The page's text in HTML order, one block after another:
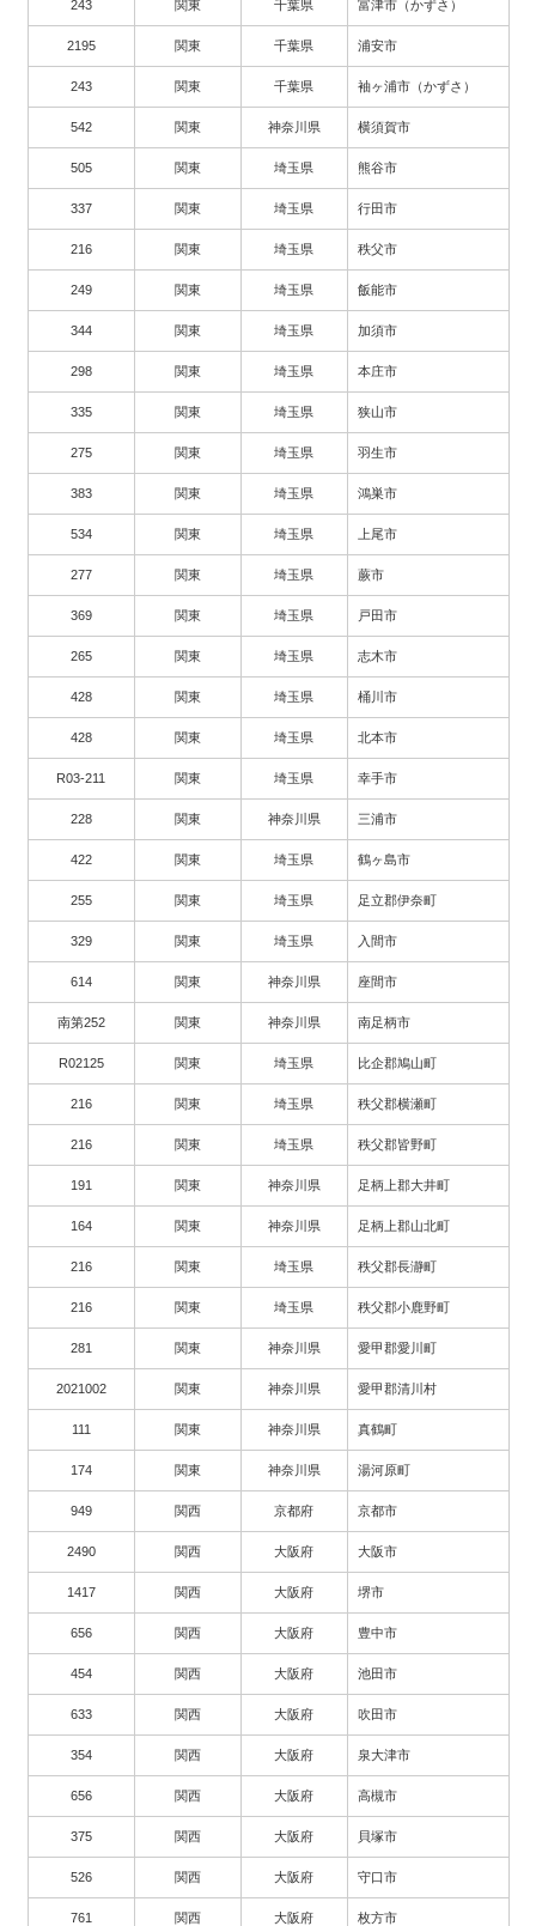
243 関東 千葉県 富津市（かずさ）
2195 関東 千葉県 浦安市
243 関東 千葉県 袖ヶ浦市（かずさ）
542 関東 神奈川県 横須賀市
505 関東 埼玉県 熊谷市
337 関東 埼玉県 行田市
216 関東 埼玉県 秩父市
249 関東 埼玉県 飯能市
344 関東 埼玉県 加須市
298 関東 埼玉県 本庄市
335 関東 埼玉県 狭山市
275 関東 埼玉県 羽生市
383 関東 埼玉県 鴻巣市
534 関東 埼玉県 上尾市
277 関東 埼玉県 蕨市
369 関東 埼玉県 戸田市
265 関東 埼玉県 志木市
428 関東 埼玉県 桶川市
428 関東 埼玉県 北本市
R03-211 関東 埼玉県 幸手市
228 関東 神奈川県 三浦市
422 関東 埼玉県 鶴ヶ島市
255 関東 埼玉県 足立郡伊奈町
329 関東 埼玉県 入間市
614 関東 神奈川県 座間市
南第252 関東 神奈川県 南足柄市
R02125 関東 埼玉県 比企郡鳩山町
216 関東 埼玉県 秩父郡横瀬町
216 関東 埼玉県 秩父郡皆野町
191 関東 神奈川県 足柄上郡大井町
164 関東 神奈川県 足柄上郡山北町
216 関東 埼玉県 秩父郡長瀞町
216 関東 埼玉県 秩父郡小鹿野町
281 関東 神奈川県 愛甲郡愛川町
2021002 関東 神奈川県 愛甲郡清川村
111 関東 神奈川県 真鶴町
174 関東 神奈川県 湯河原町
949 関西 京都府 京都市
2490 関西 大阪府 大阪市
1417 関西 大阪府 堺市
656 関西 大阪府 豊中市
454 関西 大阪府 池田市
633 関西 大阪府 吹田市
354 関西 大阪府 泉大津市
656 関西 大阪府 高槻市
375 関西 大阪府 貝塚市
526 関西 大阪府 守口市
761 関西 大阪府 枚方市